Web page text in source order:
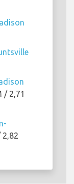
/ 2,71
2,82